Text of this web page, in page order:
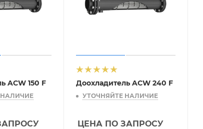
ACW 150 F Доохладитель ACW 240 F
УТОЧНЯЙТЕ НАЛИЧИЕ
ЦЕНА ПО ЗАПРОСУ